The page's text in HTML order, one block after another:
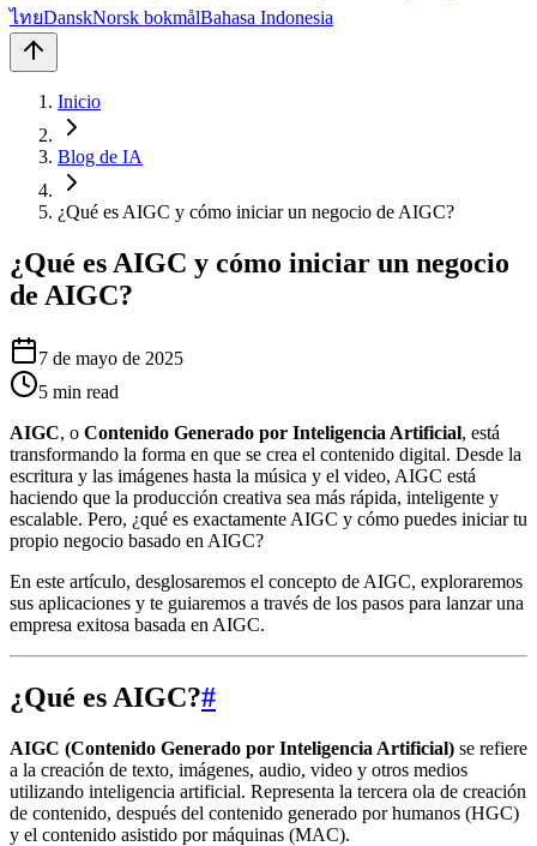
ไทยDanskNorsk bokmålBahasa Indonesia
Inicio
Blog de IA
¿Qué es AIGC y cómo iniciar un negocio de AIGC?
¿Qué es AIGC y cómo iniciar un negocio
de AIGC?
7 de mayo de 2025
5 min read
AIGC, o Contenido Generado por Inteligencia Artificial, está
transformando la forma en que se crea el contenido digital. Desde la
escritura y las imágenes hasta la música y el video, AIGC está
haciendo que la producción creativa sea más rápida, inteligente y
escalable. Pero, ¿qué es exactamente AIGC y cómo puedes iniciar tu
propio negocio basado en AIGC?
En este artículo, desglosaremos el concepto de AIGC, exploraremos
sus aplicaciones y te guiaremos a través de los pasos para lanzar una
empresa exitosa basada en AIGC.
¿Qué es AIGC?#
AIGC (Contenido Generado por Inteligencia Artificial) se refiere
a la creación de texto, imágenes, audio, video y otros medios
utilizando inteligencia artificial. Representa la tercera ola de creación
de contenido, después del contenido generado por humanos (HGC)
y el contenido asistido por máquinas (MAC).